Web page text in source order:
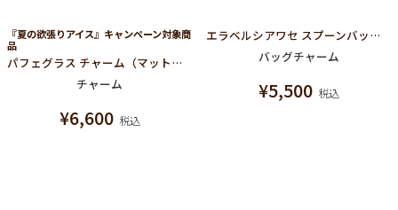
『夏の欲張りアイス』キャンペーン対象商
品
パフェグラス チャーム（マットゴールド）
チャーム
¥6,600 税込
エラベルシアワセ スプーンバッグチャーム チェーン
バッグチャーム
¥5,500 税込